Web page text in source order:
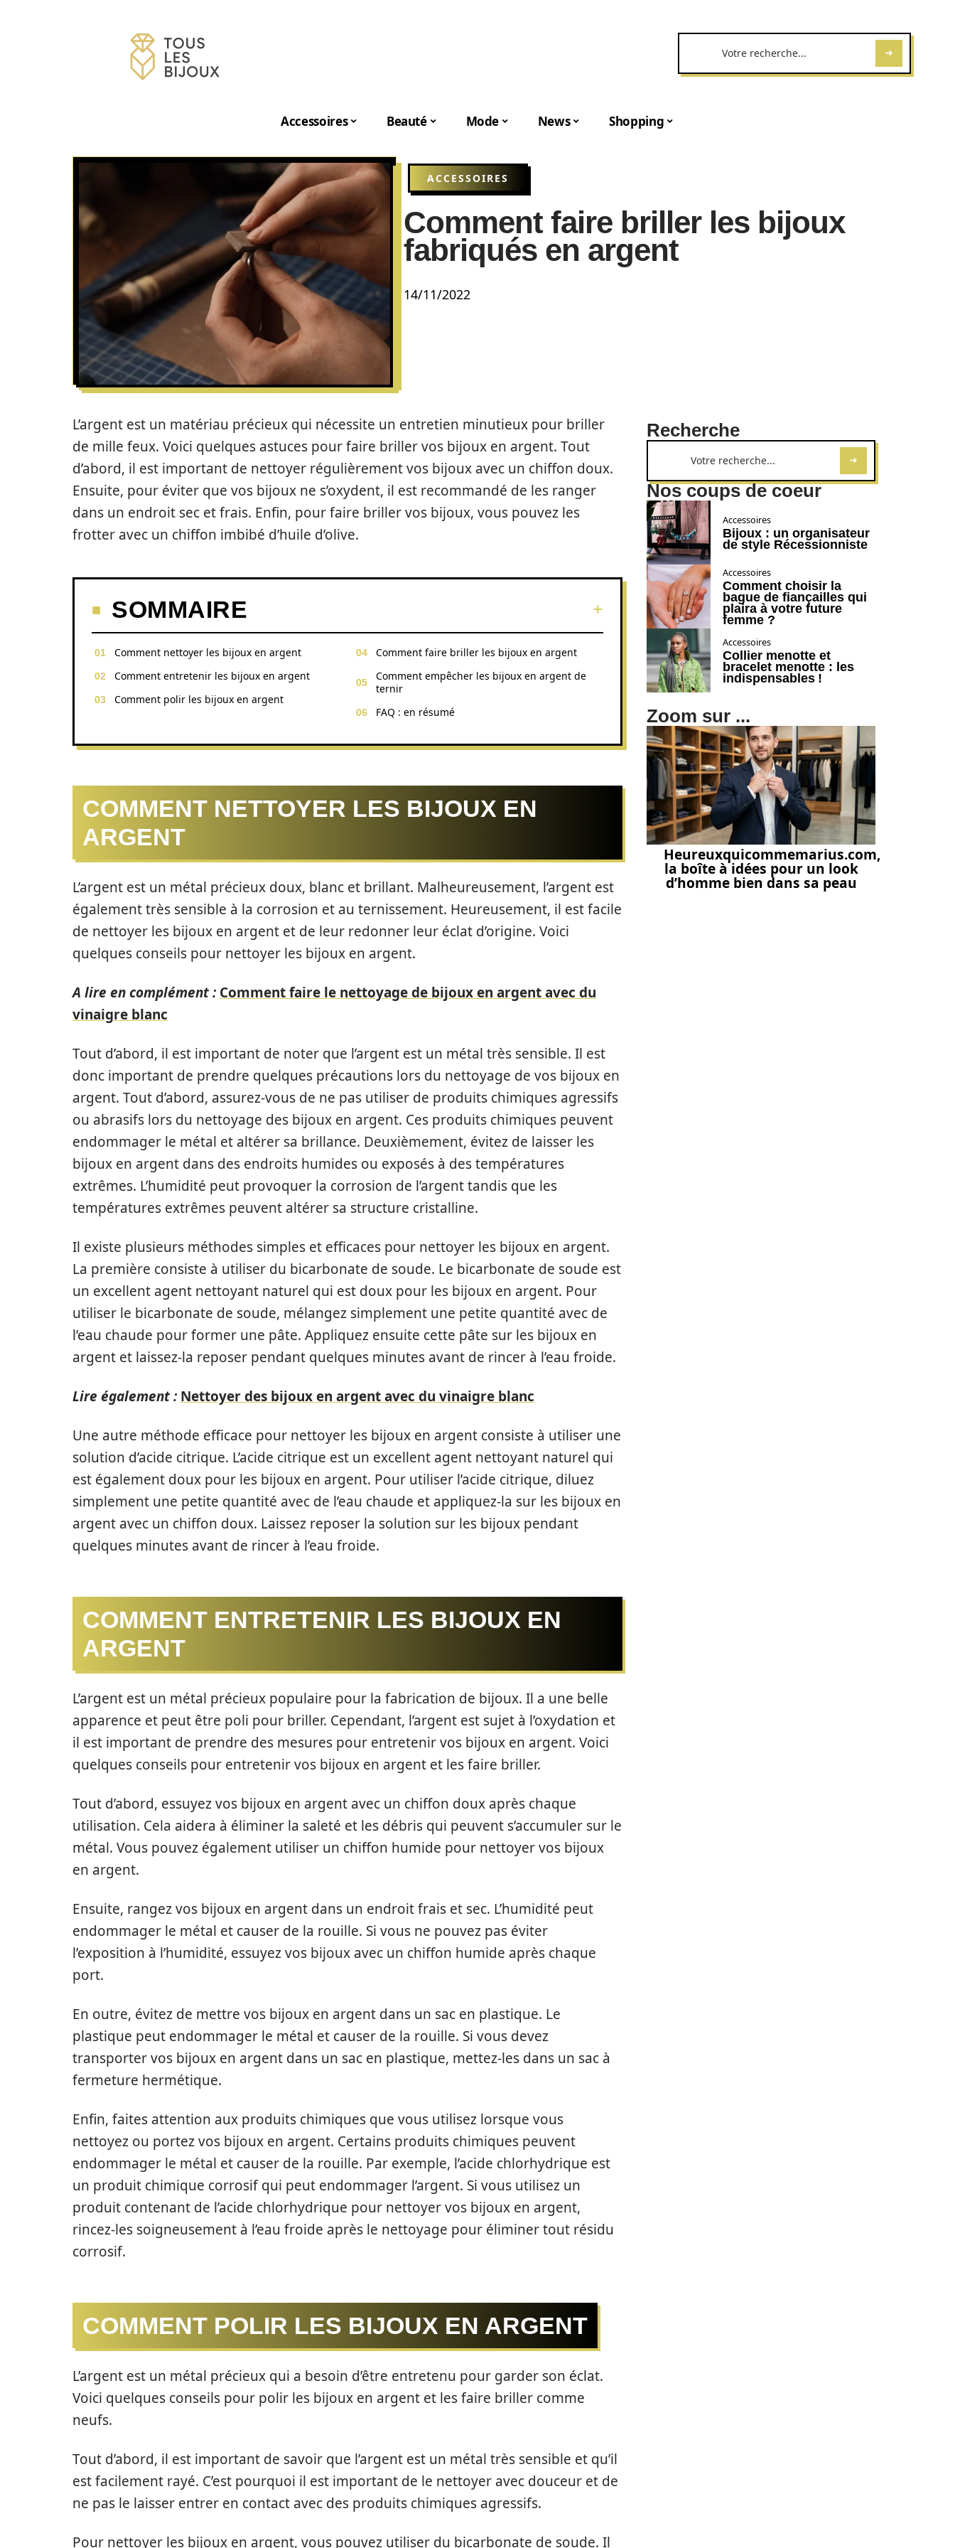
Accessoires Beauté Mode News Shopping
ACCESSOIRES
Comment faire briller les bijoux
fabriqués en argent
14/11/2022
L’argent est un matériau précieux qui nécessite un entretien minutieux pour briller
de mille feux. Voici quelques astuces pour faire briller vos bijoux en argent. Tout
d’abord, il est important de nettoyer régulièrement vos bijoux avec un chiffon doux.
Ensuite, pour éviter que vos bijoux ne s’oxydent, il est recommandé de les ranger
dans un endroit sec et frais. Enfin, pour faire briller vos bijoux, vous pouvez les
frotter avec un chiffon imbibé d’huile d’olive.
SOMMAIRE
Comment nettoyer les bijoux en argent
Comment entretenir les bijoux en argent
Comment polir les bijoux en argent
Comment faire briller les bijoux en argent
Comment empêcher les bijoux en argent de
ternir
FAQ : en résumé
COMMENT NETTOYER LES BIJOUX EN
ARGENT
L’argent est un métal précieux doux, blanc et brillant. Malheureusement, l’argent est
également très sensible à la corrosion et au ternissement. Heureusement, il est facile
de nettoyer les bijoux en argent et de leur redonner leur éclat d’origine. Voici
quelques conseils pour nettoyer les bijoux en argent.
A lire en complément : Comment faire le nettoyage de bijoux en argent avec du
vinaigre blanc
Tout d’abord, il est important de noter que l’argent est un métal très sensible. Il est
donc important de prendre quelques précautions lors du nettoyage de vos bijoux en
argent. Tout d’abord, assurez-vous de ne pas utiliser de produits chimiques agressifs
ou abrasifs lors du nettoyage des bijoux en argent. Ces produits chimiques peuvent
endommager le métal et altérer sa brillance. Deuxièmement, évitez de laisser les
bijoux en argent dans des endroits humides ou exposés à des températures
extrêmes. L’humidité peut provoquer la corrosion de l’argent tandis que les
températures extrêmes peuvent altérer sa structure cristalline.
Il existe plusieurs méthodes simples et efficaces pour nettoyer les bijoux en argent.
La première consiste à utiliser du bicarbonate de soude. Le bicarbonate de soude est
un excellent agent nettoyant naturel qui est doux pour les bijoux en argent. Pour
utiliser le bicarbonate de soude, mélangez simplement une petite quantité avec de
l’eau chaude pour former une pâte. Appliquez ensuite cette pâte sur les bijoux en
argent et laissez-la reposer pendant quelques minutes avant de rincer à l’eau froide.
Lire également : Nettoyer des bijoux en argent avec du vinaigre blanc
Une autre méthode efficace pour nettoyer les bijoux en argent consiste à utiliser une
solution d’acide citrique. L’acide citrique est un excellent agent nettoyant naturel qui
est également doux pour les bijoux en argent. Pour utiliser l’acide citrique, diluez
simplement une petite quantité avec de l’eau chaude et appliquez-la sur les bijoux en
argent avec un chiffon doux. Laissez reposer la solution sur les bijoux pendant
quelques minutes avant de rincer à l’eau froide.
COMMENT ENTRETENIR LES BIJOUX EN
ARGENT
L’argent est un métal précieux populaire pour la fabrication de bijoux. Il a une belle
apparence et peut être poli pour briller. Cependant, l’argent est sujet à l’oxydation et
il est important de prendre des mesures pour entretenir vos bijoux en argent. Voici
quelques conseils pour entretenir vos bijoux en argent et les faire briller.
Tout d’abord, essuyez vos bijoux en argent avec un chiffon doux après chaque
utilisation. Cela aidera à éliminer la saleté et les débris qui peuvent s’accumuler sur le
métal. Vous pouvez également utiliser un chiffon humide pour nettoyer vos bijoux
en argent.
Ensuite, rangez vos bijoux en argent dans un endroit frais et sec. L’humidité peut
endommager le métal et causer de la rouille. Si vous ne pouvez pas éviter
l’exposition à l’humidité, essuyez vos bijoux avec un chiffon humide après chaque
port.
En outre, évitez de mettre vos bijoux en argent dans un sac en plastique. Le
plastique peut endommager le métal et causer de la rouille. Si vous devez
transporter vos bijoux en argent dans un sac en plastique, mettez-les dans un sac à
fermeture hermétique.
Enfin, faites attention aux produits chimiques que vous utilisez lorsque vous
nettoyez ou portez vos bijoux en argent. Certains produits chimiques peuvent
endommager le métal et causer de la rouille. Par exemple, l’acide chlorhydrique est
un produit chimique corrosif qui peut endommager l’argent. Si vous utilisez un
produit contenant de l’acide chlorhydrique pour nettoyer vos bijoux en argent,
rincez-les soigneusement à l’eau froide après le nettoyage pour éliminer tout résidu
corrosif.
COMMENT POLIR LES BIJOUX EN ARGENT
L’argent est un métal précieux qui a besoin d’être entretenu pour garder son éclat.
Voici quelques conseils pour polir les bijoux en argent et les faire briller comme
neufs.
Tout d’abord, il est important de savoir que l’argent est un métal très sensible et qu’il
est facilement rayé. C’est pourquoi il est important de le nettoyer avec douceur et de
ne pas le laisser entrer en contact avec des produits chimiques agressifs.
Pour nettoyer les bijoux en argent, vous pouvez utiliser du bicarbonate de soude. Il
Recherche
Nos coups de coeur
Accessoires
Bijoux : un organisateur
de style Récessionniste
Accessoires
Comment choisir la
bague de fiançailles qui
plaira à votre future
femme ?
Accessoires
Collier menotte et
bracelet menotte : les
indispensables !
Zoom sur ...
Heureuxquicommemarius.com,
la boîte à idées pour un look
d’homme bien dans sa peau